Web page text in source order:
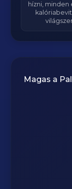
hízni, minden
Magas a